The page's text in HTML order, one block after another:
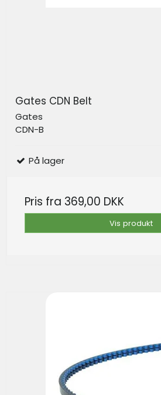
Gates CDN Belt
Gates
CDN-B
På lager
Pris fra 369,00 DKK
Vis produkt